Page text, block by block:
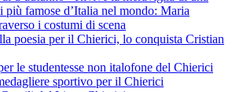
più famose d’Italia nel mondo: Maria
i costumi di scena
poesia per il Chierici, lo conquista Cristian
le studentesse non italofone del Chierici
sportivo per il Chierici